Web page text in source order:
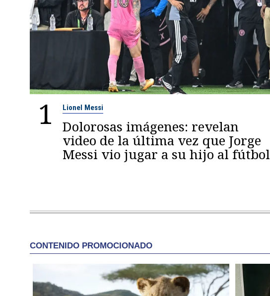
1 Lionel Messi
Dolorosas imágenes: revelan
video de la última vez que Jorge
Messi vio jugar a su hijo al fútbol